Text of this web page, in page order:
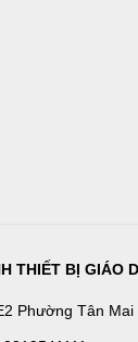
THIẾT BỊ GIÁO
Phường Tân